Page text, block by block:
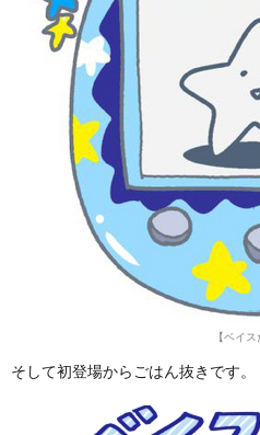
【ベイ
そして初登場からごはん抜きです。